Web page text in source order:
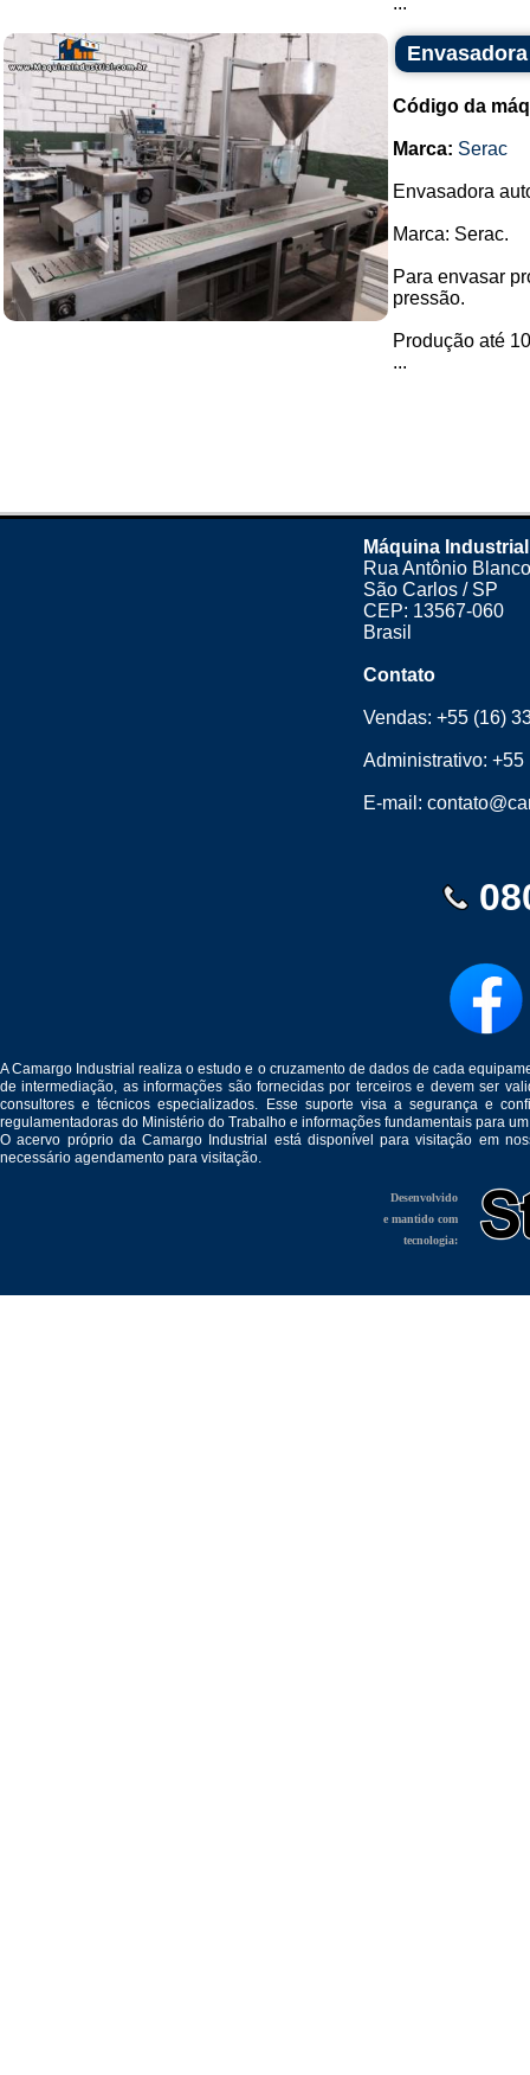
Código da
Marca: Serac
Envasadora
Marca: Serac.
Para envasar
pressão.
Produção até
...
Máquina Industrial
Rua Antônio
São Carlos / SP
CEP: 13567-060
Brasil
Contato
Vendas:+55 (16)
Administrativo:+55
E-mail:
A Camargo Industrial realiza o estudo e o cruzamento de dados de cada
de intermediação, as informações são fornecidas por terceiros e devem ser
consultores e técnicos especializados. Esse suporte visa a segurança e
regulamentadoras do Ministério do Trabalho e informações fundamentais para
O acervo próprio da Camargo Industrial está disponível para visitação em
necessário agendamento para visitação.
Desenvolvido
e mantido com
tecnologia: